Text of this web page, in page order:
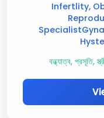
Infertlity,
বন্ধ্যাত্ব, প্রসূতি,